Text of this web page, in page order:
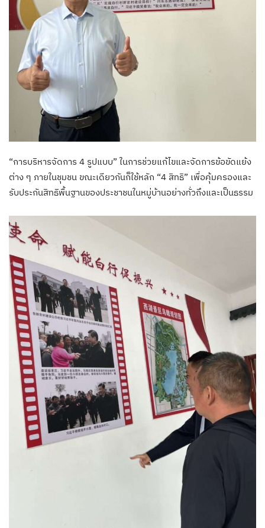
“การบริหารจัดการ 4 รูปแบบ” ในการช่วยแก้ไขและจัดการข้อขัดแย้ง
ต่าง ๆ ภายในชุมชน ขณะเดียวกันก็ใช้หลัก “4 สิทธิ” เพื่อคุ้มครองและ
รับประกันสิทธิพื้นฐานของประชาชนในหมู่บ้านอย่างทั่วถึงและเป็นธรรม